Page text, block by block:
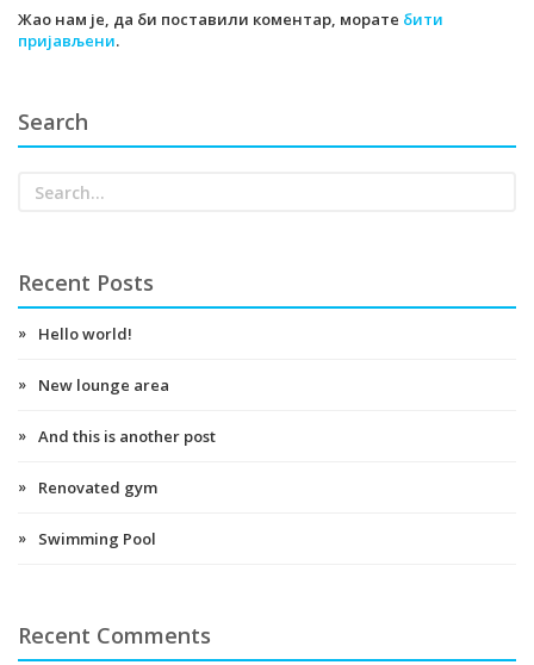
Жао нам је, да би поставили коментар, морате бити
пријављени.
Search
Recent Posts
Hello world!
New lounge area
And this is another post
Renovated gym
Swimming Pool
Recent Comments